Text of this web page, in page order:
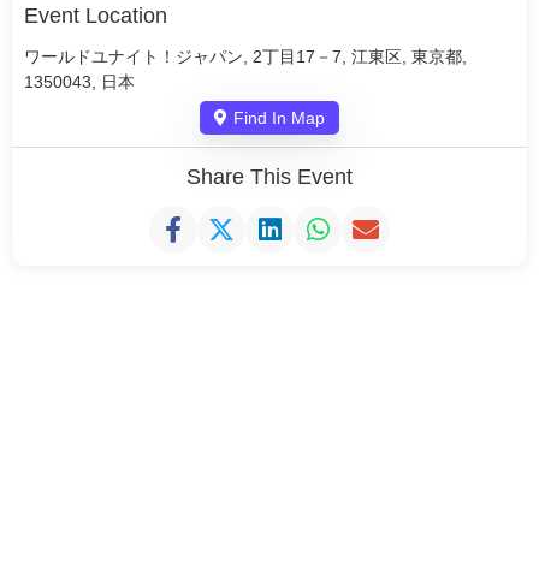
Event Location
ワールドユナイト！ジャパン, 2丁目17－7, 江東区, 東京都,
1350043, 日本
Find In Map
Share This Event